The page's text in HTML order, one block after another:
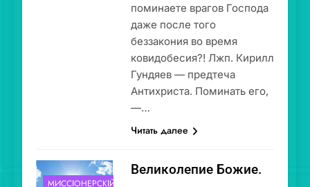
поминаете врагов Господа
даже после того
беззакония во время
ковидобесия?! Лжп. Кирилл
Гундяев — предтеча
Антихриста. Поминать его,
—…
Читать далее
МИССІОНЕ́РСКІЙ
Великолепие Божие.